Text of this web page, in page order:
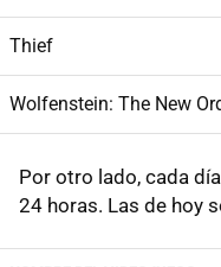
Thief
Wolfenstein: The New
Por otro lado, cada
24 horas. Las de hoy